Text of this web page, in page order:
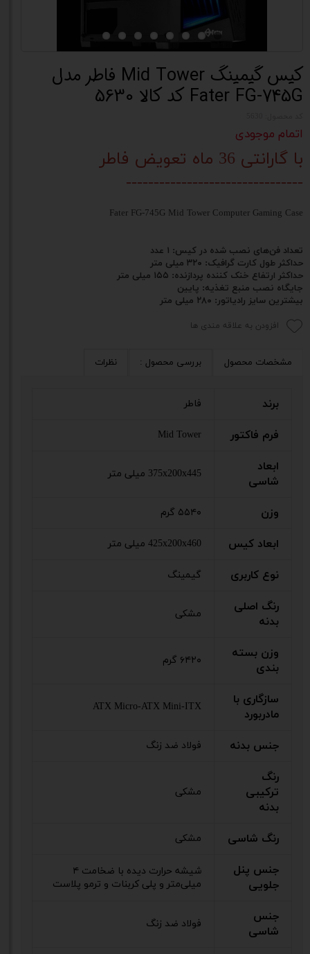
کیس گیمینگ Mid Tower فاطر مدل
Fater FG-745G کد کالا 5630
اتمام موجودی
با گارانتی 36 ماه تعویض فاطر
--------------------------------
Fater FG-745G Mid Tower Computer Gaming Case
تعداد فن‌های نصب شده در کیس: ۱ عدد
حداکثر طول کارت گرافیک: ۳۲۰ میلی متر
حداکثر ارتفاع خنک کننده پردازنده: ۱۵۵ میلی متر
جایگاه نصب منبع تغذیه: پایین
بیشترین سایز رادیاتور: ۲۸۰ میلی متر
افزودن به علاقه مندی ها
مشخصات محصول بررسی محصول : نظرات
برند فاطر
فرم فاکتور Mid Tower
ابعاد
شاسی
375x200x445 میلی متر
وزن ۵۵۴۰ گرم
ابعاد کیس 425x200x460 میلی متر
نوع کاربری گیمینگ
رنگ اصلی
بدنه
مشکی
وزن بسته
بندی
۶۴۲۰ گرم
سازگاری با
مادربورد
ATX Micro-ATX Mini-ITX
جنس بدنه فولاد ضد زنگ
رنگ
ترکیبی
بدنه
مشکی
رنگ شاسی مشکی
جنس پنل
جلویی
شیشه حرارت دیده با ضخامت ۴
میلی‌متر و پلی کربنات و ترمو پلاست
جنس
شاسی
فولاد ضد زنگ